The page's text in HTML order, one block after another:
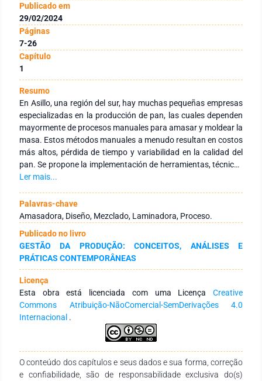
Publicado em
29/02/2024
Páginas
7-26
Capítulo
1
Resumo
En Asillo, una región del sur, hay muchas pequeñas empresas
especializadas en la producción de pan, las cuales dependen
mayormente de procesos manuales para amasar y moldear la
masa. Estos métodos manuales a menudo resultan en costos
más altos, pérdida de tiempo y variabilidad en la calidad del
pan. Se propone la implementación de herramientas, técnicas
para mejorar la productividad y la calidad del producto final.
el proceso de amasado y laminado, basado en principios de
ingeniería mecánica. La meta es mejorar las condiciones de
vida de los trabajadores, aumentar la productividad, mejorar
la calidad y reducir los costos. Las máquinas laminadoras,
esenciales en la panadería, permiten un laminado eficiente de
la masa, y su demanda está creciendo debido al interés en
productos artesanales de calidad. Estas máquinas se están
modernizando con innovaciones para satisfacer las
tendencias actuales del consumidor.
Ler mais...
Palavras-chave
Amasadora, Diseño, Mezclado, Laminadora, Proceso.
Publicado no livro
GESTÃO DA PRODUÇÃO: CONCEITOS, ANÁLISES E
PRÁTICAS CONTEMPORÂNEAS
Licença
Esta obra está licenciada com uma Licença Creative
Commons Atribuição-NãoComercial-SemDerivações 4.0
Internacional .
O conteúdo dos capítulos e seus dados e sua forma, correção
e confiabilidade, são de responsabilidade exclusiva do(s)